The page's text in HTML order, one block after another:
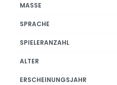
MASSE
SPRACHE
SPIELERANZAHL
ALTER
ERSCHEINUNGSJAHR